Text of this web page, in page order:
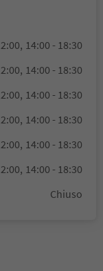
14:00 - 18:30
14:00 - 18:30
14:00 - 18:30
14:00 - 18:30
14:00 - 18:30
14:00 - 18:30
Chiuso